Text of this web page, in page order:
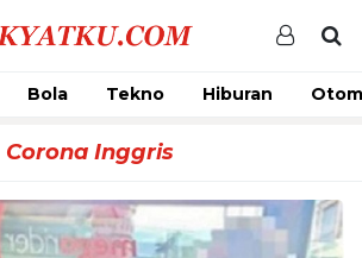
Bola Tekno Hiburan
Corona Inggris